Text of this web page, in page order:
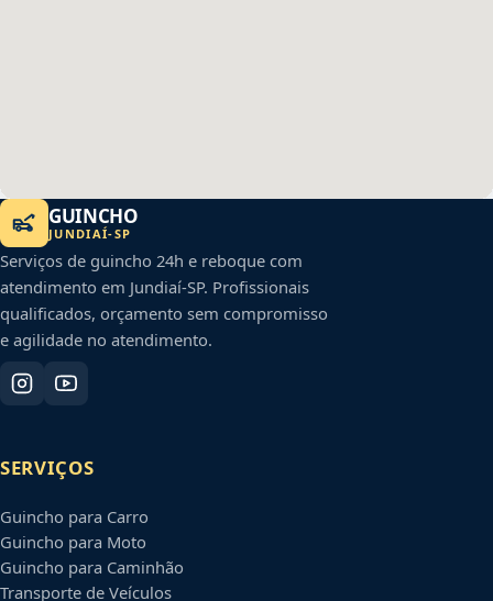
GUINCHO
JUNDIAÍ-SP
Serviços de guincho 24h e reboque com
atendimento em Jundiaí-SP. Profissionais
qualificados, orçamento sem compromisso
e agilidade no atendimento.
SERVIÇOS
Guincho para Carro
Guincho para Moto
Guincho para Caminhão
Transporte de Veículos